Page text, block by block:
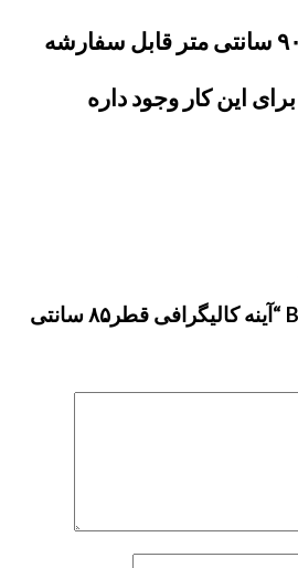
این کار وجود داره
Be the first to review “آینه کالیگرافی قطر۸۵ سانتی